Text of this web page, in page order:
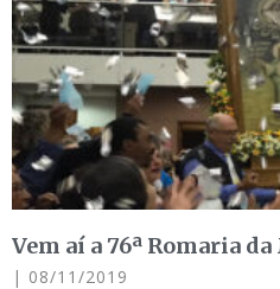
Vem aí a 76ª Romaria
08/11/2019